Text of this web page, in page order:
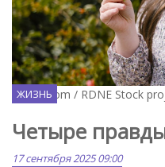
Pexels.com / RDNE Stock
ЖИЗНЬ
Четыре
17 сентября 2025 09:00